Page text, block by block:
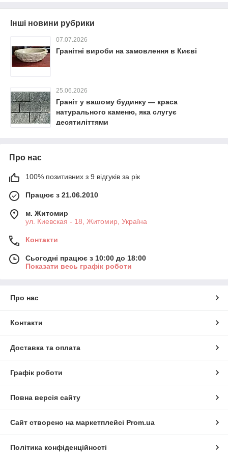
Інші новини рубрики
07.07.2026
Гранітні вироби на замовлення в Києві
25.06.2026
Граніт у вашому будинку — краса
натурального каменю, яка слугує
десятиліттями
Про нас
100% позитивних з 9 відгуків за рік
Працює з 21.06.2010
м. Житомир
ул. Киевская - 18, Житомир, Україна
Контакти
Сьогодні працює з 10:00 до 18:00
Показати весь графік роботи
Про нас
Контакти
Доставка та оплата
Графік роботи
Повна версія сайту
Сайт створено на маркетплейсі Prom.ua
Політика конфіденційності